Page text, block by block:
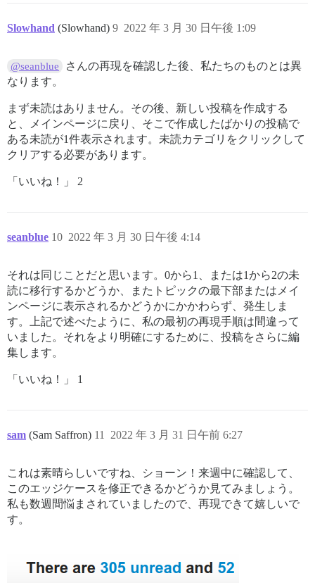
Slowhand (Slowhand) 2022 年 3 月 30 日午後 1:09
9
@seanblue
さんの再現を確認した後、私たちのものとは異
なります。
まず未読はありません。その後、新しい投稿を作成する
と、メインページに戻り、そこで作成したばかりの投稿で
ある未読が1件表示されます。未読カテゴリをクリックして
クリアする必要があります。
「いいね！」 2
seanblue 2022 年 3 月 30 日午後 4:14
10
それは同じことだと思います。0から1、または1から2の未
読に移行するかどうか、またトピックの最下部またはメイ
ンページに表示されるかどうかにかかわらず、発生しま
す。上記で述べたように、私の最初の再現手順は間違って
いました。それをより明確にするために、投稿をさらに編
集します。
「いいね！」 1
sam (Sam Saffron) 2022 年 3 月 31 日午前 6:27
11
これは素晴らしいですね、ショーン！来週中に確認して、
このエッジケースを修正できるかどうか見てみましょう。
私も数週間悩まされていましたので、再現できて嬉しいで
す。